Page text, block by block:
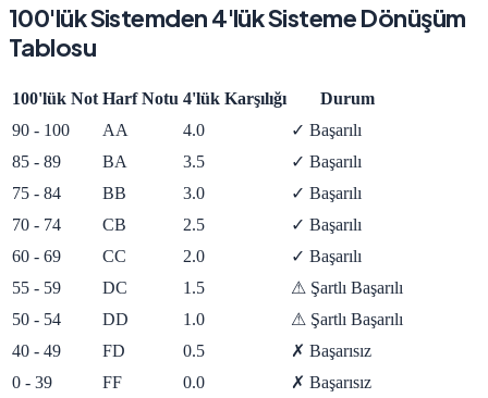
100'lük Sistemden 4'lük Sisteme Dönüşüm
Tablosu
100'lük Not Harf Notu 4'lük Karşılığı
Durum
90 - 100 AA 4.0
✓ Başarılı
85 - 89 BA 3.5
✓ Başarılı
75 - 84 BB 3.0
✓ Başarılı
70 - 74 CB 2.5
✓ Başarılı
60 - 69 CC 2.0
✓ Başarılı
55 - 59 DC 1.5
⚠ Şartlı Başarılı
50 - 54 DD 1.0
⚠ Şartlı Başarılı
40 - 49 FD 0.5
✗ Başarısız
0 - 39 FF 0.0 ✗ Başarısız